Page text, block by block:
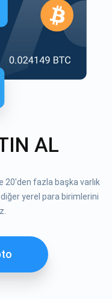
AL
20'den fazla başka varlık
diğer yerel para birimlerini